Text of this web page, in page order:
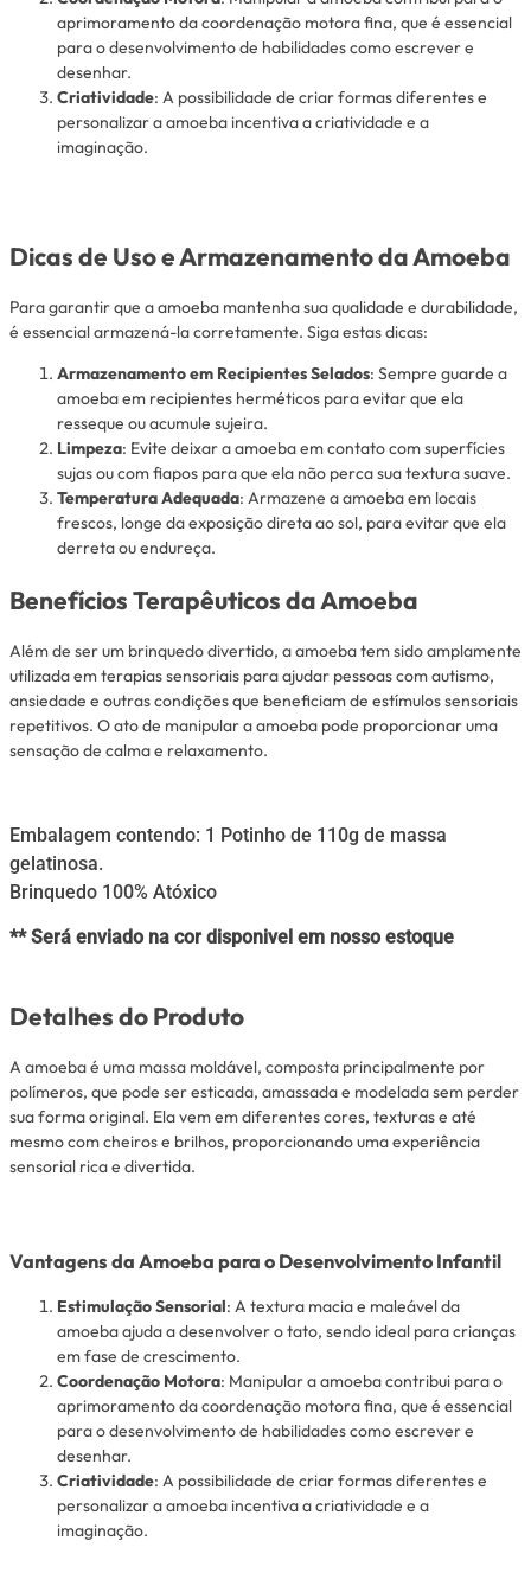
aprimoramento da coordenação motora fina, que é essencial
para o desenvolvimento de habilidades como escrever e
desenhar.
Criatividade: A possibilidade de criar formas diferentes e
personalizar a amoeba incentiva a criatividade e a
imaginação.
Dicas de Uso e Armazenamento da Amoeba
Para garantir que a amoeba mantenha sua qualidade e durabilidade,
é essencial armazená-la corretamente. Siga estas dicas:
Armazenamento em Recipientes Selados: Sempre guarde a
amoeba em recipientes herméticos para evitar que ela
resseque ou acumule sujeira.
Limpeza: Evite deixar a amoeba em contato com superfícies
sujas ou com fiapos para que ela não perca sua textura suave.
Temperatura Adequada: Armazene a amoeba em locais
frescos, longe da exposição direta ao sol, para evitar que ela
derreta ou endureça.
Benefícios Terapêuticos da Amoeba
Além de ser um brinquedo divertido, a amoeba tem sido amplamente
utilizada em terapias sensoriais para ajudar pessoas com autismo,
ansiedade e outras condições que beneficiam de estímulos sensoriais
repetitivos. O ato de manipular a amoeba pode proporcionar uma
sensação de calma e relaxamento.
Embalagem contendo: 1 Potinho de 110g de massa
gelatinosa.
Brinquedo 100% Atóxico
** Será enviado na cor disponivel em nosso estoque
Detalhes do Produto
A amoeba é uma massa moldável, composta principalmente por
polímeros, que pode ser esticada, amassada e modelada sem perder
sua forma original. Ela vem em diferentes cores, texturas e até
mesmo com cheiros e brilhos, proporcionando uma experiência
sensorial rica e divertida.
Vantagens da Amoeba para o Desenvolvimento Infantil
Estimulação Sensorial: A textura macia e maleável da
amoeba ajuda a desenvolver o tato, sendo ideal para crianças
em fase de crescimento.
Coordenação Motora: Manipular a amoeba contribui para o
aprimoramento da coordenação motora fina, que é essencial
para o desenvolvimento de habilidades como escrever e
desenhar.
Criatividade: A possibilidade de criar formas diferentes e
personalizar a amoeba incentiva a criatividade e a
imaginação.